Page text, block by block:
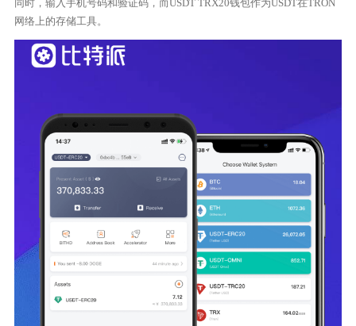
同时，输入手机号码和验证码，而USDT TRX20钱包作为USDT在TRON
网络上的存储工具。